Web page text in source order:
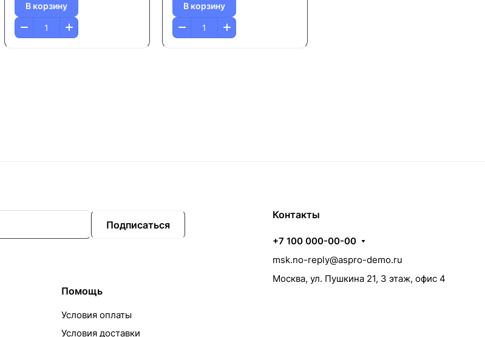
В корзину В корзину
Подписаться
Помощь
Условия оплаты
Условия доставки
Контакты
+7 100 000-00-00
msk.no-reply@aspro-demo.ru
Москва, ул. Пушкина 21, 3 этаж, офис 4